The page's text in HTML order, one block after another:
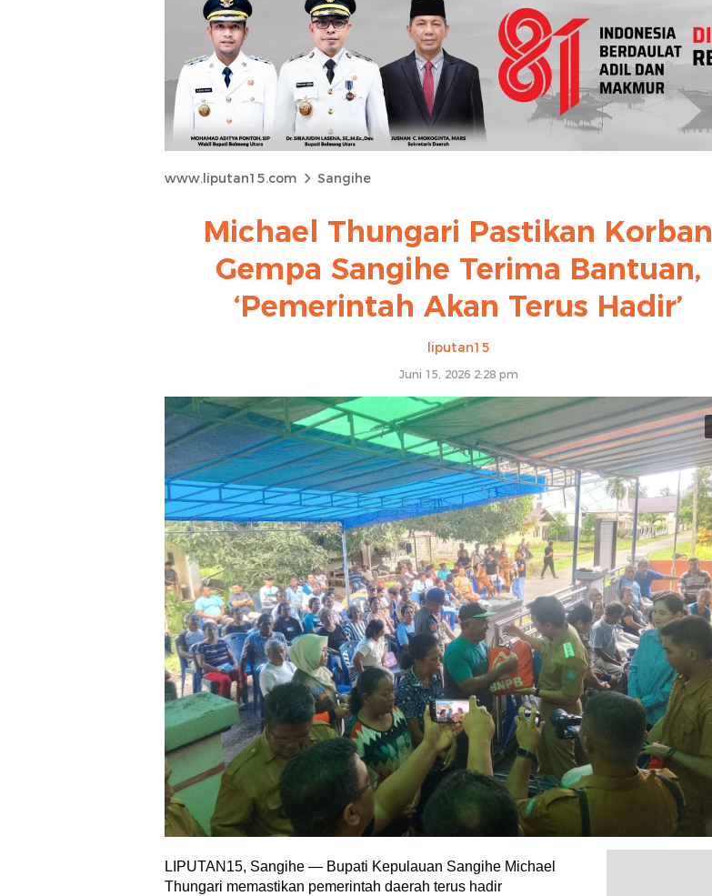
www.liputan15.com Sangihe
Michael Thungari Pastikan Korban
Gempa Sangihe Terima Bantuan,
‘Pemerintah Akan Terus Hadir’
liputan15
Juni 15, 2026 2:28 pm
LIPUTAN15, Sangihe — Bupati Kepulauan Sangihe Michael
Thungari memastikan pemerintah daerah terus hadir